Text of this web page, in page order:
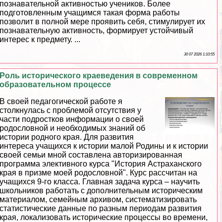
познавательной активностью учеников. Более
подготовленным учащимся такая форма работы
позволит в полной мере проявить себя, стимулирует их
познавательную активность, формирует устойчивый
интерес к предмету. ...
30 07 2026 1:10:55
Роль исторического краеведения в современном
образовательном процессе
В своей педагогической работе я
столкнулась с проблемой отсутствия у
части подростков информации о своей
родословной и необходимых знаний об
истории родного края. Для развития
интереса учащихся к истории малой Родины и к истории
своей семьи мной составлена авторизированная
программа элективного курса "История Астpaxaнского
края в призме моей родословной". Курс рассчитан на
учащихся 9-го класса. Главная задача курса – научить
школьников работать с дополнительным историческим
материалом, семейным архивом, систематизировать
статистические данные по разным периодам развития
края, локализовать исторические процессы во времени,